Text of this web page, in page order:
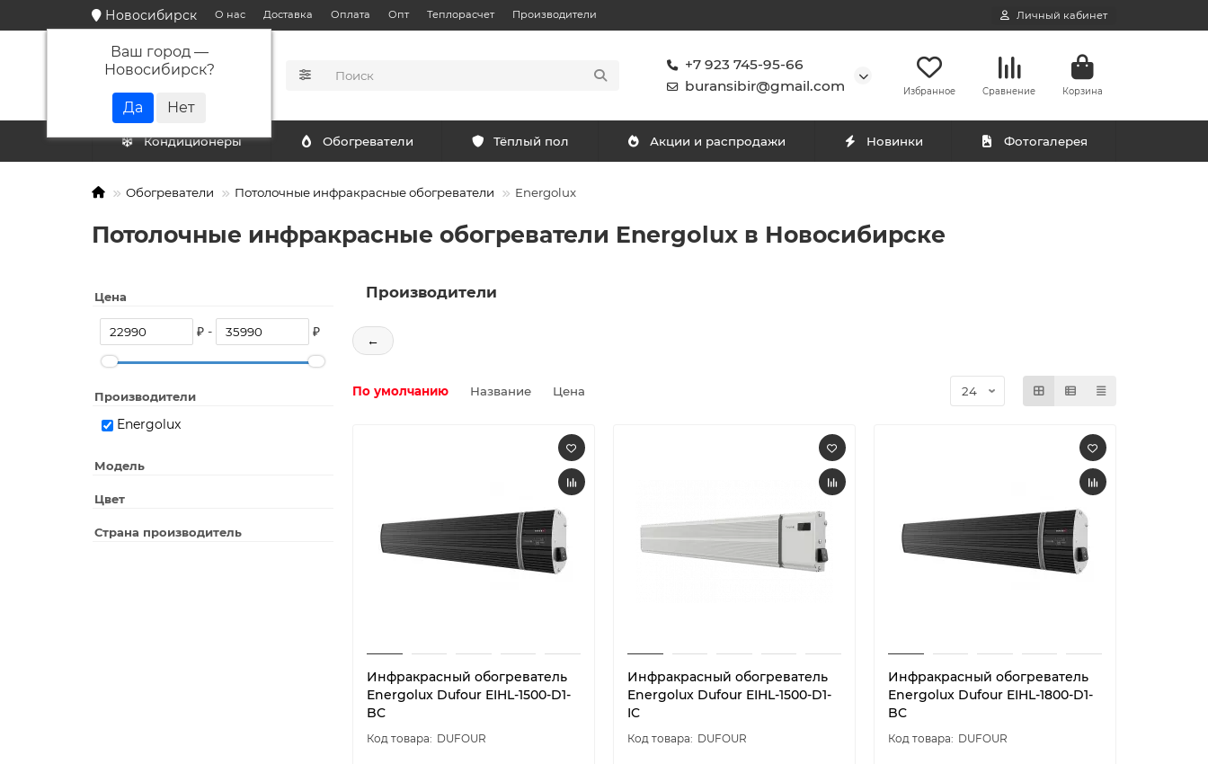
Новосибирск
Ваш город —
Новосибирск?
О нас Доставка Оплата Опт Теплорасчет Производители Личный кабинет
КАТАЛОГ
+7 923 745-95-66
buransibir@gmail.com
Избранное Сравнение Корзина
Кондиционеры Обогреватели Тёплый пол Акции и распродажи Новинки Фотогалерея
Обогреватели Потолочные инфракрасные обогреватели Energolux
Потолочные инфракрасные обогреватели Energolux в Новосибирске
Цена
₽ - ₽
Производители
Energolux
Модель
Цвет
Страна производитель
Производители
←
По умолчанию Название Цена
Инфракрасный обогреватель
Energolux Dufour EIHL-1500-D1-
BC
DUFOUR
Инфракрасный обогреватель
Energolux Dufour EIHL-1500-D1-
IC
DUFOUR
Инфракрасный обогреватель
Energolux Dufour EIHL-1800-D1-
BC
DUFOUR